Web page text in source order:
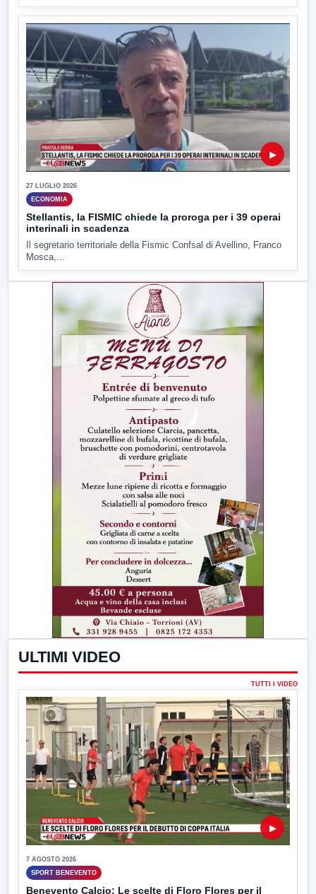
▶
27 LUGLIO 2026
ECONOMIA
Stellantis, la FISMIC chiede la proroga per i 39 operai
interinali in scadenza
Il segretario territoriale della Fismic Confsal di Avellino, Franco
Mosca,...
ULTIMI VIDEO
TUTTI I VIDEO
▶
7 AGOSTO 2026
SPORT BENEVENTO
Benevento Calcio: Le scelte di Floro Flores per il